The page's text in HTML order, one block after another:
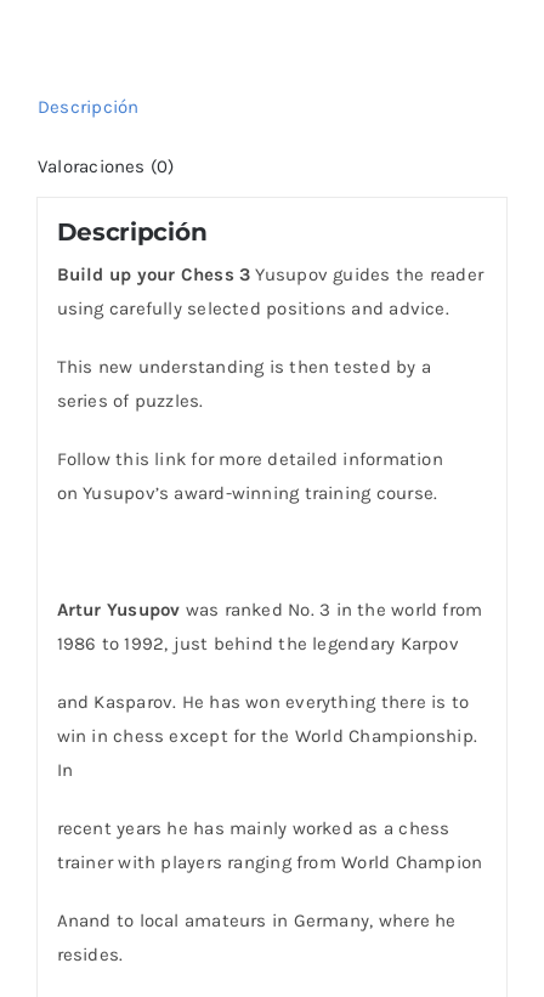
Descripción
Valoraciones (0)
Descripción
Build up your Chess 3Yusupov guides the reader
using carefully selected positions and advice.
This new understanding is then tested by a
series of puzzles.
Follow this link for more detailed information
on Yusupov’s award-winning training course.
Artur Yusupov was ranked No. 3 in the world from
1986 to 1992, just behind the legendary Karpov
and Kasparov. He has won everything there is to
win in chess except for the World Championship.
In
recent years he has mainly worked as a chess
trainer with players ranging from World Champion
Anand to local amateurs in Germany, where he
resides.